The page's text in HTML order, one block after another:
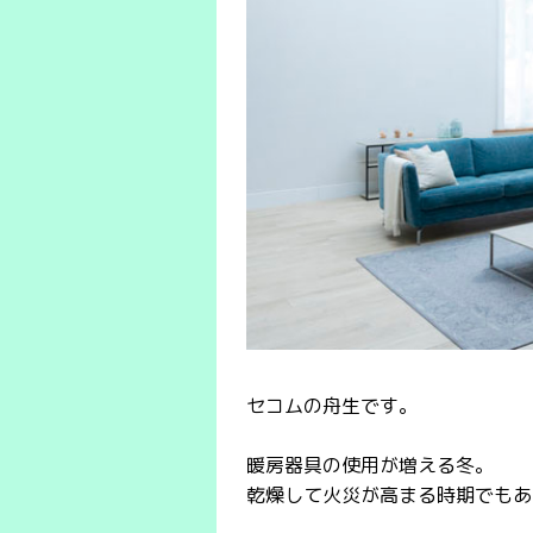
セコムの舟生です。
暖房器具の使用が増える冬。
乾燥して火災が高まる時期でも